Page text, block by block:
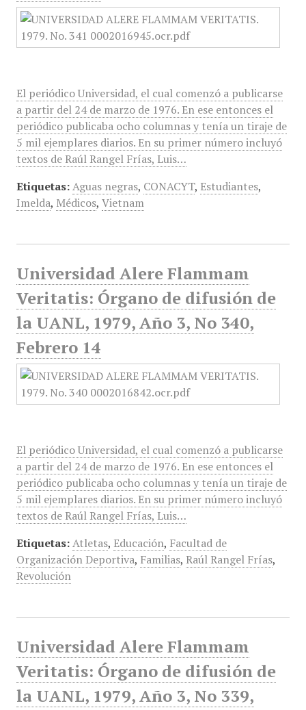
El periódico Universidad, el cual comenzó a publicarse
a partir del 24 de marzo de 1976. En ese entonces el
periódico publicaba ocho columnas y tenía un tiraje de
5 mil ejemplares diarios. En su primer número incluyó
textos de Raúl Rangel Frías, Luis…
Etiquetas: Aguas negras, CONACYT, Estudiantes,
Imelda, Médicos, Vietnam
Universidad Alere Flammam
Veritatis: Órgano de difusión de
la UANL, 1979, Año 3, No 340,
Febrero 14
El periódico Universidad, el cual comenzó a publicarse
a partir del 24 de marzo de 1976. En ese entonces el
periódico publicaba ocho columnas y tenía un tiraje de
5 mil ejemplares diarios. En su primer número incluyó
textos de Raúl Rangel Frías, Luis…
Etiquetas: Atletas, Educación, Facultad de
Organización Deportiva, Familias, Raúl Rangel Frías,
Revolución
Universidad Alere Flammam
Veritatis: Órgano de difusión de
la UANL, 1979, Año 3, No 339,